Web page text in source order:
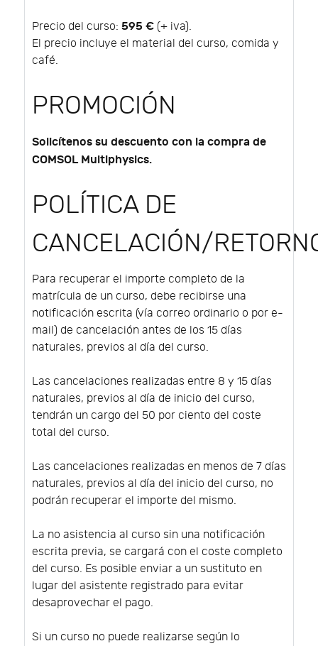
Precio del curso: 595 € (+ iva).
El precio incluye el material del curso, comida y
café.
PROMOCIÓN
Solicítenos su descuento con la compra de
COMSOL Multiphysics.
POLÍTICA DE
CANCELACIÓN/
Para recuperar el importe completo de la
matrícula de un curso, debe recibirse una
notificación escrita (vía correo ordinario o por e-
mail) de cancelación antes de los 15 días
naturales, previos al día del curso.
Las cancelaciones realizadas entre 8 y 15 días
naturales, previos al día de inicio del curso,
tendrán un cargo del 50 por ciento del coste
total del curso.
Las cancelaciones realizadas en menos de 7 días
naturales, previos al día del inicio del curso, no
podrán recuperar el importe del mismo.
La no asistencia al curso sin una notificación
escrita previa, se cargará con el coste completo
del curso. Es posible enviar a un sustituto en
lugar del asistente registrado para evitar
desaprovechar el pago.
Si un curso no puede realizarse según lo